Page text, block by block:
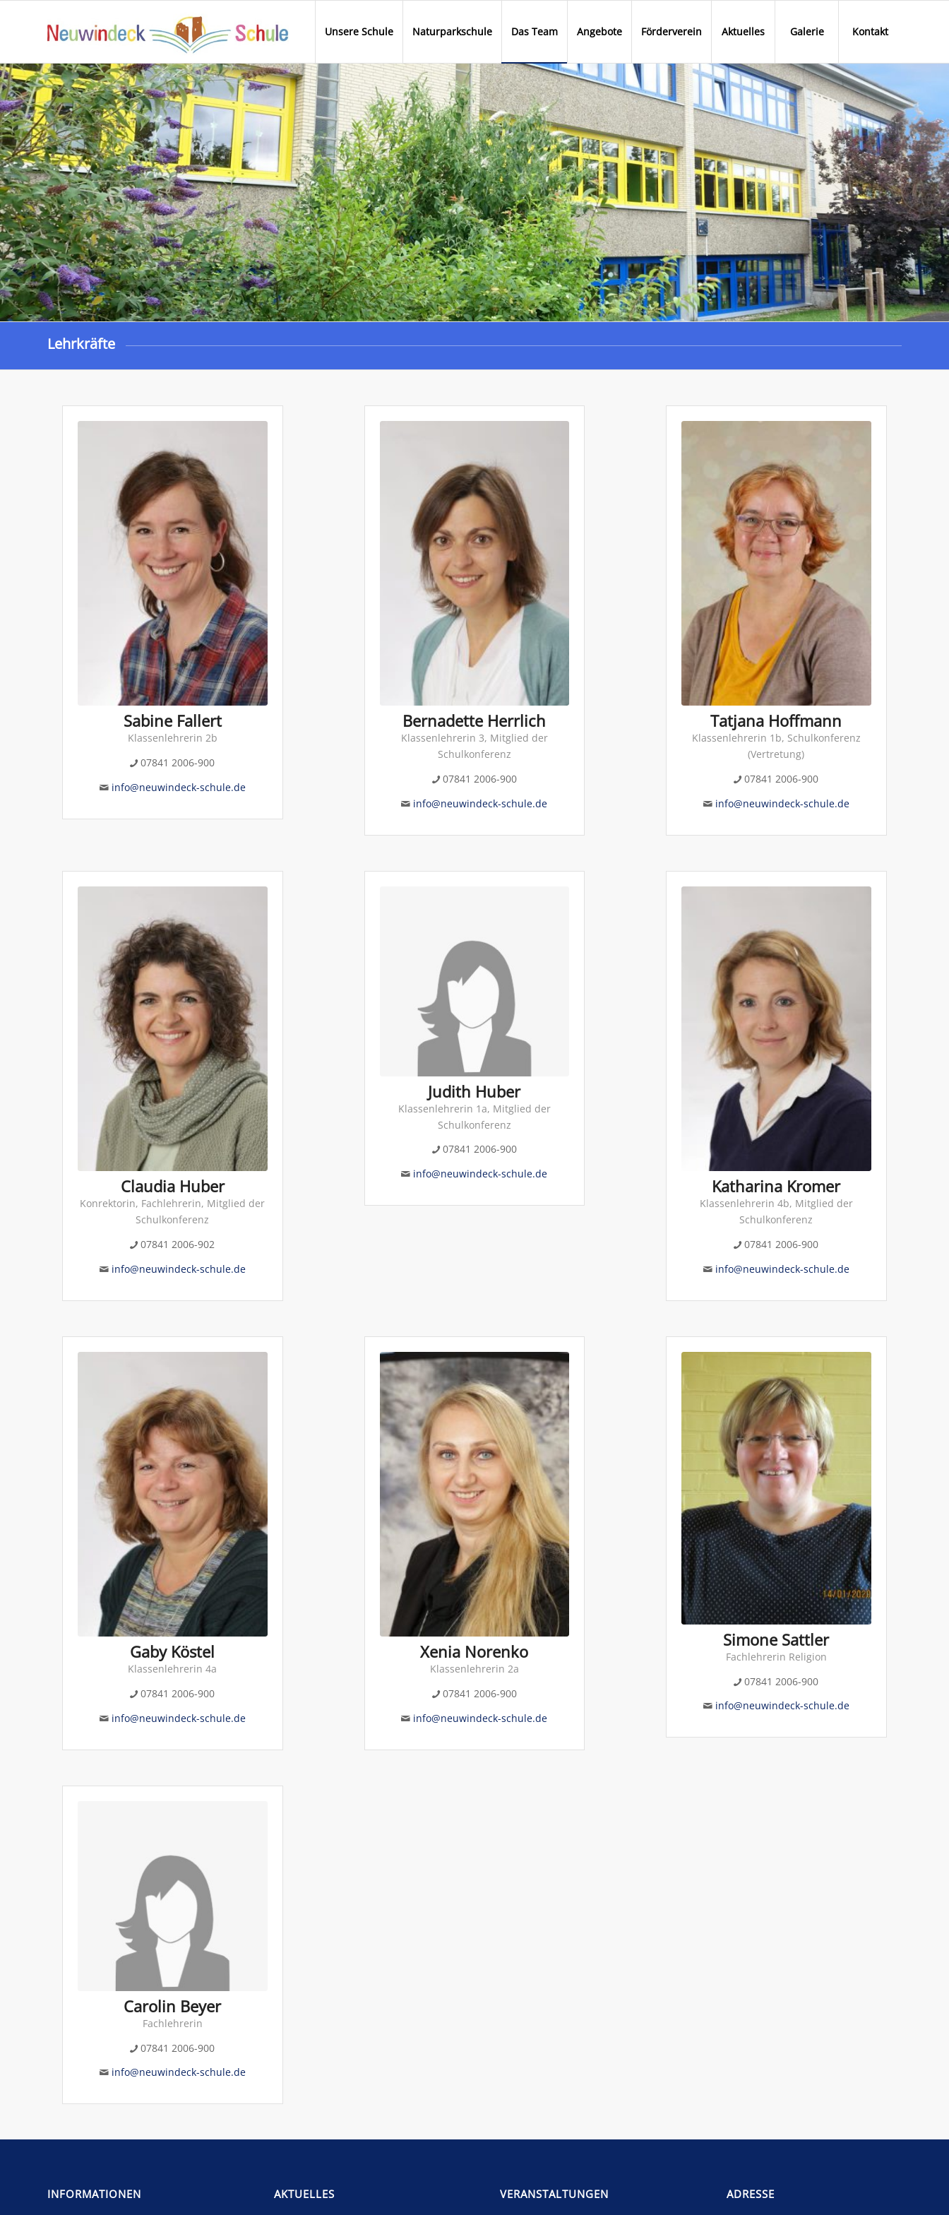
Unsere Schule Naturparkschule Das Team Angebote Förderverein Aktuelles Galerie Kontakt
Lehrkräfte
Sabine Fallert
Klassenlehrerin 2b
07841 2006-900
info@neuwindeck-schule.de
Bernadette Herrlich
Klassenlehrerin 3, Mitglied der
Schulkonferenz
07841 2006-900
info@neuwindeck-schule.de
Tatjana Hoffmann
Klassenlehrerin 1b, Schulkonferenz
(Vertretung)
07841 2006-900
info@neuwindeck-schule.de
Claudia Huber
Konrektorin, Fachlehrerin, Mitglied der
Schulkonferenz
07841 2006-902
info@neuwindeck-schule.de
Judith Huber
Klassenlehrerin 1a, Mitglied der
Schulkonferenz
07841 2006-900
info@neuwindeck-schule.de
Katharina Kromer
Klassenlehrerin 4b, Mitglied der
Schulkonferenz
07841 2006-900
info@neuwindeck-schule.de
Gaby Köstel
Klassenlehrerin 4a
07841 2006-900
info@neuwindeck-schule.de
Xenia Norenko
Klassenlehrerin 2a
07841 2006-900
info@neuwindeck-schule.de
Simone Sattler
Fachlehrerin Religion
07841 2006-900
info@neuwindeck-schule.de
Carolin Beyer
Fachlehrerin
07841 2006-900
info@neuwindeck-schule.de
INFORMATIONEN AKTUELLES VERANSTALTUNGEN ADRESSE